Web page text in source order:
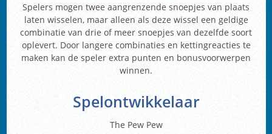
Spelers mogen twee aangrenzende snoepjes van plaats
laten wisselen, maar alleen als deze wissel een geldige
combinatie van drie of meer snoepjes van dezelfde soort
oplevert. Door langere combinaties en kettingreacties te
maken kan de speler extra punten en bonusvoorwerpen
winnen.
Spelontwikkelaar
The Pew Pew